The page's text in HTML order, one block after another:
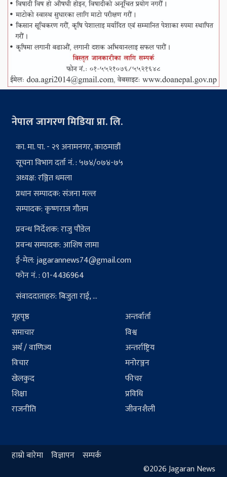
नेपाल जागरण मिडिया प्रा. लि.
का. मा. पा. - २९ अनामनगर, काठमाडौं
सूचना विभाग दर्ता नं. : ५७४/०७४-७५
अध्यक्ष: रञ्जित धमला
प्रधान सम्पादक: संजना मल्ल
सम्पादक: कृष्णराज गौतम
प्रवन्ध निर्देशक: राजु पौडेल
प्रवन्ध सम्पादक: आशिष लामा
ई-मेल:jagarannews74@gmail.com
फोन नं. : 01-4436964
संवाददाताहरु: बिजुता राई, ...
गृहपृष्ठ
समाचार
अर्थ / वाणिज्य
विचार
खेलकुद
शिक्षा
राजनीति
अन्तर्वार्ता
विश्व
अन्तर्राष्ट्रिय
मनोरञ्जन
फीचर
प्रविधि
जीवनशैली
हाम्रो बारेमा विज्ञापन सम्पर्क
©2026 Jagaran News